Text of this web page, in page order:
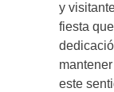
y
fiesta
este